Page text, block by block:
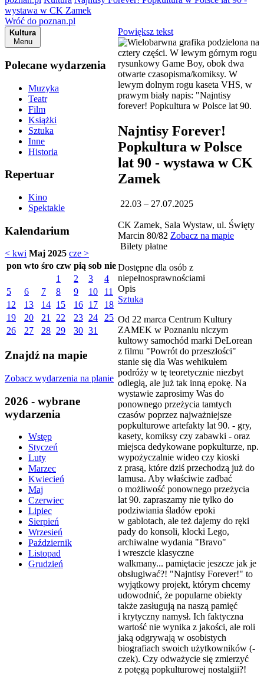
wystawa w CK Zamek
Wróć do poznan.pl
Kultura
Menu
Polecane wydarzenia
Muzyka
Teatr
Film
Książki
Sztuka
Inne
Historia
Repertuar
Kino
Spektakle
Kalendarium
< kwi Maj 2025 cze >
pon wto śro czw pią sob nie
1
2 3
4
5
6 7 8 9 10
11
12
13 14 15 16 17
18
19
20 21 22 23 24
25
26
27 28 29 30 31
Znajdź na mapie
Zobacz wydarzenia na planie
2026 - wybrane
wydarzenia
Wstęp
Styczeń
Luty
Marzec
Kwiecień
Maj
Czerwiec
Lipiec
Sierpień
Wrzesień
Październik
Listopad
Grudzień
Powiększ tekst
Najntisy Forever!
Popkultura w Polsce
lat 90 - wystawa w CK
Zamek
22.03 – 27.07.2025
CK Zamek, Sala Wystaw, ul. Święty
Marcin 80/82 Zobacz na mapie
Bilety płatne
Dostępne dla osób z
niepełnosprawnościami
Opis
Sztuka
Od 22 marca Centrum Kultury
ZAMEK w Poznaniu niczym
kultowy samochód marki DeLorean
z filmu "Powrót do przeszłości"
stanie się dla Was wehikułem
podróży w tę teoretycznie niezbyt
odległą, ale już tak inną epokę. Na
wystawie zaprosimy Was do
ponownego przeżycia tamtych
czasów poprzez najważniejsze
popkulturowe artefakty lat 90. - gry,
kasety, komiksy czy zabawki - oraz
miejsca dedykowane popkulturze, np.
wypożyczalnie wideo czy kioski
z prasą, które dziś przechodzą już do
lamusa. Aby właściwie zadbać
o możliwość ponownego przeżycia
lat 90. zapraszamy nie tylko do
podziwiania śladów epoki
w gablotach, ale też dajemy do ręki
pady do konsoli, klocki Lego,
archiwalne wydania "Bravo"
i wreszcie klasyczne
walkmany... pamiętacie jeszcze jak je
obsługiwać?! "Najntisy Forever!" to
wyjątkowy projekt, którym chcemy
udowodnić, że popularne obiekty
także zasługują na naszą pamięć
i krytyczny namysł. Ich faktyczna
wartość nie wynika z jakości, ale roli
jaką odgrywają w osobistych
biografiach swoich użytkowników (-
czek). Czy odważycie się zmierzyć
z potęgą popkulturowej nostalgii?!